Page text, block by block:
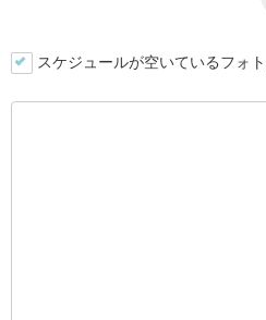
スケジュールが空いているフォ